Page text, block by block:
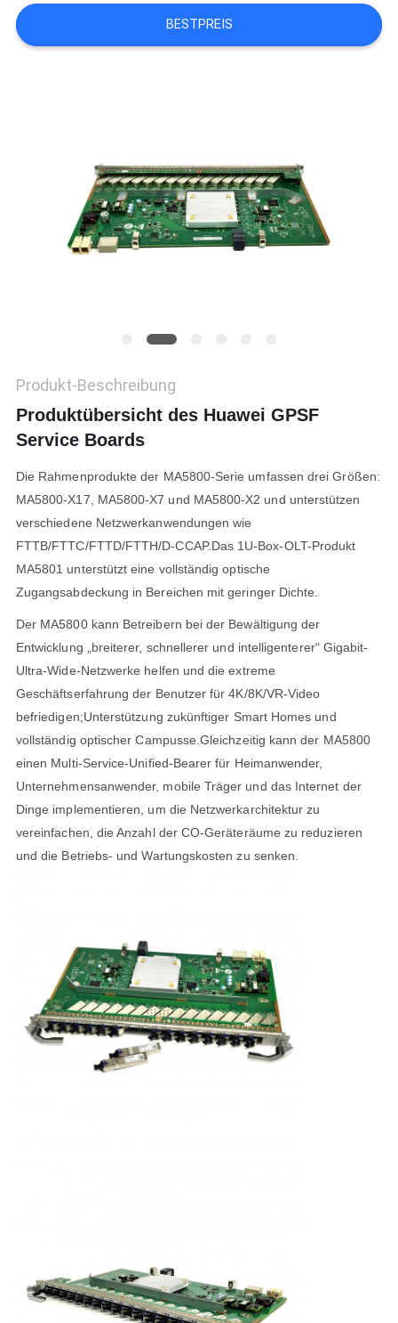
SIE
EIN
PRIVACY
POLICY
BESTPREIS
Produkt-Beschreibung
Produktübersicht des Huawei GPSF
Service Boards
Die Rahmenprodukte der MA5800-Serie umfassen drei Größen:
MA5800-X17, MA5800-X7 und MA5800-X2 und unterstützen
verschiedene Netzwerkanwendungen wie
FTTB/FTTC/FTTD/FTTH/D-CCAP.Das 1U-Box-OLT-Produkt
MA5801 unterstützt eine vollständig optische
Zugangsabdeckung in Bereichen mit geringer Dichte.
Der MA5800 kann Betreibern bei der Bewältigung der
Entwicklung „breiterer, schnellerer und intelligenterer“ Gigabit-
Ultra-Wide-Netzwerke helfen und die extreme
Geschäftserfahrung der Benutzer für 4K/8K/VR-Video
befriedigen;Unterstützung zukünftiger Smart Homes und
vollständig optischer Campusse.Gleichzeitig kann der MA5800
einen Multi-Service-Unified-Bearer für Heimanwender,
Unternehmensanwender, mobile Träger und das Internet der
Dinge implementieren, um die Netzwerkarchitektur zu
vereinfachen, die Anzahl der CO-Geräteräume zu reduzieren
und die Betriebs- und Wartungskosten zu senken.